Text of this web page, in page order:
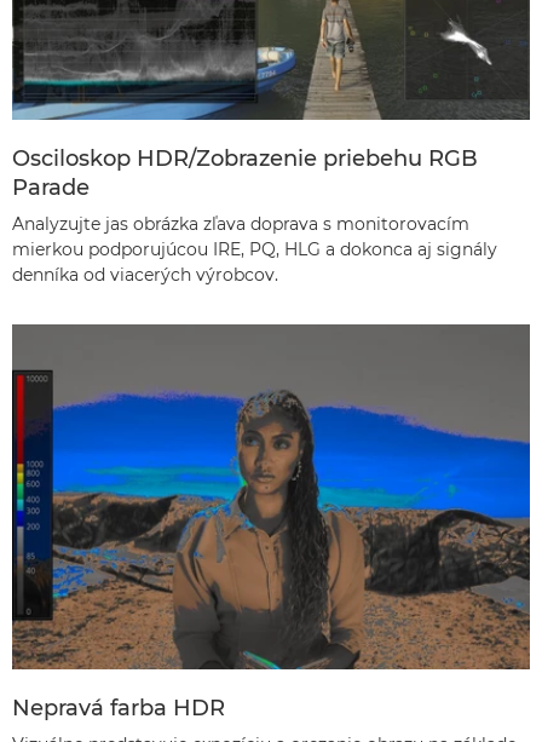
Osciloskop HDR/Zobrazenie priebehu RGB
Parade
Analyzujte jas obrázka zľava doprava s monitorovacím
mierkou podporujúcou IRE, PQ, HLG a dokonca aj signály
denníka od viacerých výrobcov.
Nepravá farba HDR